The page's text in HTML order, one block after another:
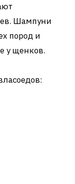
Шампуни
пород и
у щенков.